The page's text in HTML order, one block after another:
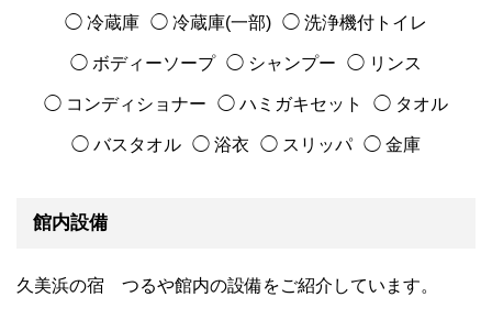
◯ 冷蔵庫 ◯ 冷蔵庫(一部) ◯ 洗浄機付トイレ
◯ ボディーソープ ◯ シャンプー ◯ リンス
◯ コンディショナー ◯ ハミガキセット ◯ タオル
◯ バスタオル ◯ 浴衣 ◯ スリッパ ◯ 金庫
館内設備
久美浜の宿 つるや館内の設備をご紹介しています。